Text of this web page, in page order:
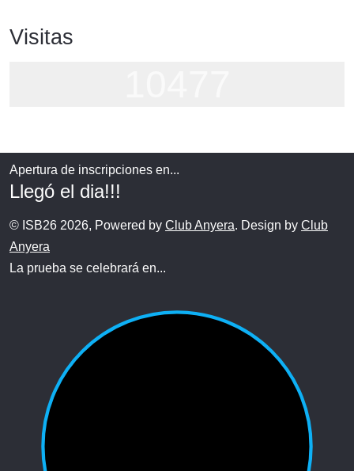
Visitas
Apertura de inscripciones en...
Llegó el dia!!!
© ISB26 2026, Powered by Club Anyera. Design by Club
Anyera
La prueba se celebrará en...